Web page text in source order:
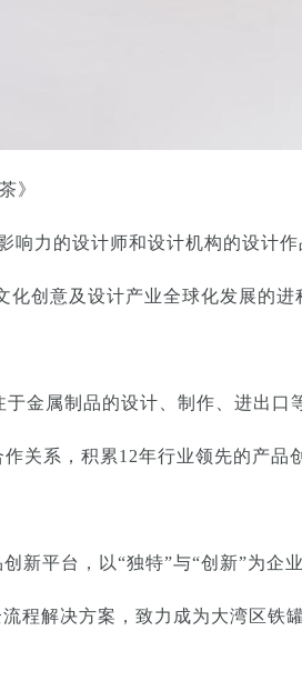
》
力的设计师和设计机构的设计作
创意及设计产业全球化发展的进
金属制品的设计、制作、进出口
关系，积累12年行业领先的产品
新平台，以“独特”与“创新”为企
程解决方案，致力成为大湾区铁